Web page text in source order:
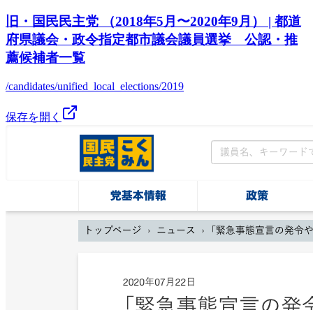
旧・国民民主党 （2018年5月〜2020年9月） | 都道
府県議会・政令指定都市議会議員選挙 公認・推
薦候補者一覧
/candidates/unified_local_elections/2019
保存を開く